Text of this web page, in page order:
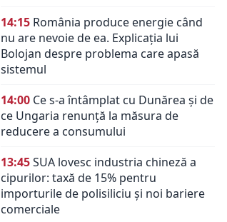
14:15 România produce energie când
nu are nevoie de ea. Explicația lui
Bolojan despre problema care apasă
sistemul
14:00 Ce s-a întâmplat cu Dunărea și de
ce Ungaria renunță la măsura de
reducere a consumului
13:45SUA lovesc industria chineză a
cipurilor: taxă de 15% pentru
importurile de polisiliciu și noi bariere
comerciale